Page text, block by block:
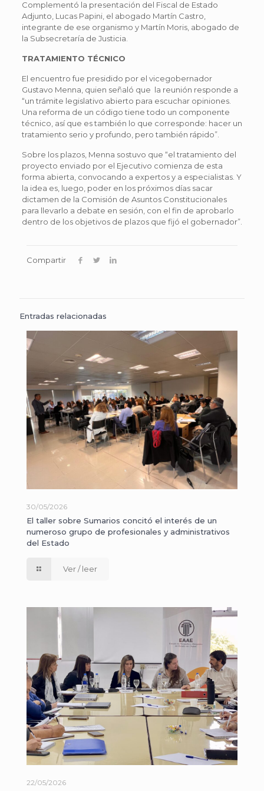
Complementó la presentación del Fiscal de Estado
Adjunto, Lucas Papini, el abogado Martín Castro,
integrante de ese organismo y Martín Moris, abogado de
la Subsecretaría de Justicia.
TRATAMIENTO TÉCNICO
El encuentro fue presidido por el vicegobernador
Gustavo Menna, quien señaló que la reunión responde a
“un trámite legislativo abierto para escuchar opiniones.
Una reforma de un código tiene todo un componente
técnico, así que es también lo que corresponde: hacer un
tratamiento serio y profundo, pero también rápido”.
Sobre los plazos, Menna sostuvo que “el tratamiento del
proyecto enviado por el Ejecutivo comienza de esta
forma abierta, convocando a expertos y a especialistas. Y
la idea es, luego, poder en los próximos días sacar
dictamen de la Comisión de Asuntos Constitucionales
para llevarlo a debate en sesión, con el fin de aprobarlo
dentro de los objetivos de plazos que fijó el gobernador”.
Compartir
Entradas relacionadas
30/05/2026
El taller sobre Sumarios concitó el interés de un
numeroso grupo de profesionales y administrativos
del Estado
Ver / leer
22/05/2026